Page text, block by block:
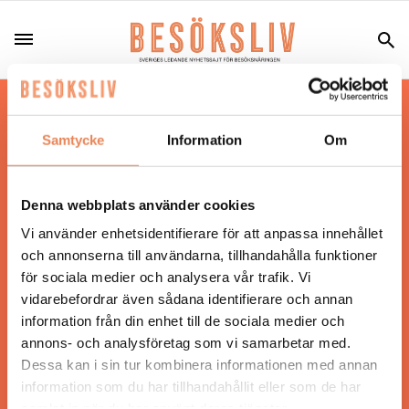
Samtycke Information Om
Denna webbplats använder cookies
Vi använder enhetsidentifierare för att anpassa innehållet
och annonserna till användarna, tillhandahålla funktioner
för sociala medier och analysera vår trafik. Vi
vidarebefordrar även sådana identifierare och annan
information från din enhet till de sociala medier och
annons- och analysföretag som vi samarbetar med.
Dessa kan i sin tur kombinera informationen med annan
information som du har tillhandahållit eller som de har
Hos oss läser du landets mest uppdaterade
nyheter och snackisar inom besöksnäringen.
Besöksliv i sin tryckta form är ett affärsmagasin
Tidningen ges ut avVisita
ANSVARIG UTGIVARE
Jonas Siljhammar
UPPHOVSRÄTT